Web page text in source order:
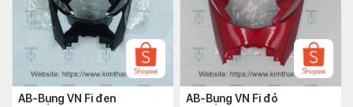
AB-Bụng VN Fi đen
AB-Bụng VN Fi đỏ